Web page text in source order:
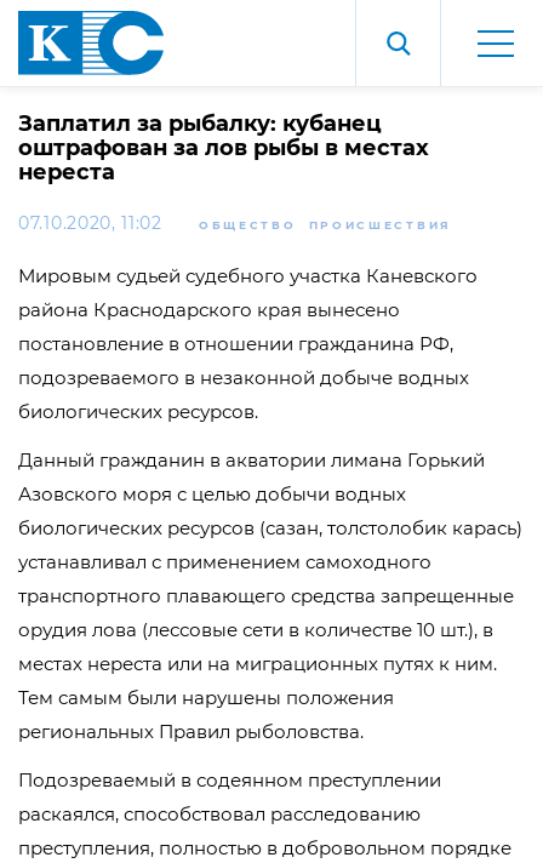
Заплатил за рыбалку: кубанец
оштрафован за лов рыбы в местах
нереста
07.10.2020, 11:02 ОБЩЕСТВО ПРОИСШЕСТВИЯ
Мировым судьей судебного участка Каневского
района Краснодарского края вынесено
постановление в отношении гражданина РФ,
подозреваемого в незаконной добыче водных
биологических ресурсов.
Данный гражданин в акватории лимана Горький
Азовского моря с целью добычи водных
биологических ресурсов (сазан, толстолобик карась)
устанавливал с применением самоходного
транспортного плавающего средства запрещенные
орудия лова (лессовые сети в количестве 10 шт.), в
местах нереста или на миграционных путях к ним.
Тем самым были нарушены положения
региональных Правил рыболовства.
Подозреваемый в содеянном преступлении
раскаялся, способствовал расследованию
преступления, полностью в добровольном порядке